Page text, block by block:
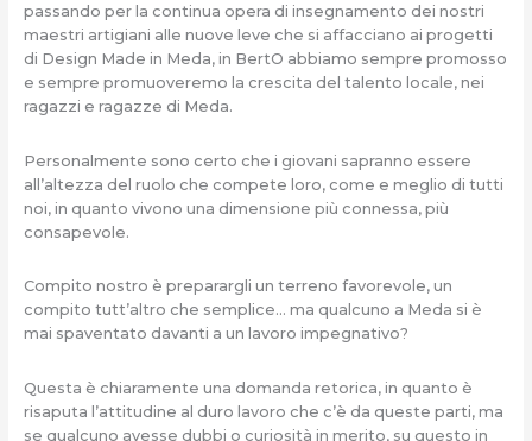
passando per la continua opera di insegnamento dei nostri
maestri artigiani alle nuove leve che si affacciano ai progetti
di Design Made in Meda, in BertO abbiamo sempre promosso
e sempre promuoveremo la crescita del talento locale, nei
ragazzi e ragazze di Meda.
Personalmente sono certo che i giovani sapranno essere
all’altezza del ruolo che compete loro, come e meglio di tutti
noi, in quanto vivono una dimensione più connessa, più
consapevole.
Compito nostro è preparargli un terreno favorevole, un
compito tutt’altro che semplice… ma qualcuno a Meda si è
mai spaventato davanti a un lavoro impegnativo?
Questa è chiaramente una domanda retorica, in quanto è
risaputa l’attitudine al duro lavoro che c’è da queste parti, ma
se qualcuno avesse dubbi o curiosità in merito, su questo in